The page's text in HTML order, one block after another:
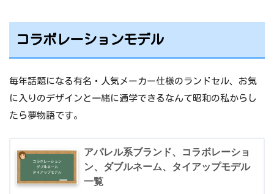
本体
クラリーノ®レミニカ®/全4色
72,600円、約1,280g
牛革に近い見た目と耐傷加工
クラリーノ®タフロック®/全3色
75,900円約、約1,290g
耐傷強化、見た目の牛革感は劣る
80,300円、約1,460g
選べる
縁巻き/全16色、背あて/全4色、内装柄/全10
コラボレーションモデル
毎年話題になる有名・人気メーカー仕様のランドセル、お気
に入りのデザインと一緒に通学できるなんて昭和の私からし
たら夢物語です。
アパレル系ブランド、コラボレーショ
ン、ダブルネーム、タイアップモデル
一覧